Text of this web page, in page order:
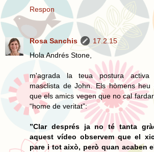
Respon
Rosa Sanchis
17.2.15
Hola Andrés Stone,
m'agrada la teua postura activa
masclista de John. Els hòmens
que els amics vegen que no cal
“home de veritat”:
”Clar després ja no té tanta
aquest vídeo observem que el
pare i tot això, però quan acaben